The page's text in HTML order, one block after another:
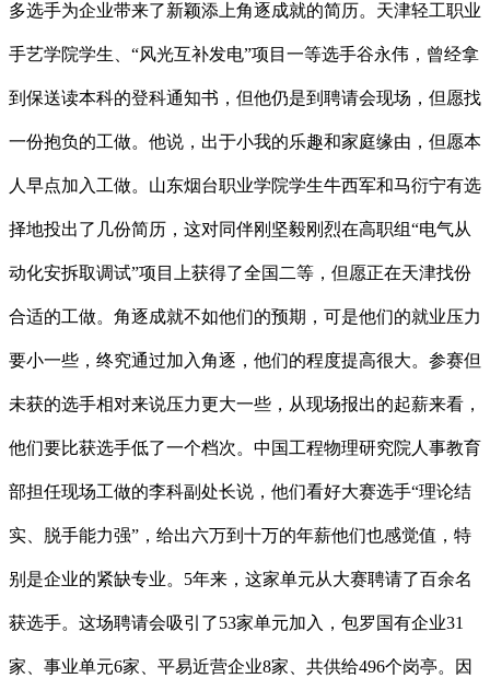
多选手为企业带来了新颖添上角逐成就的简历。天津轻工职业
手艺学院学生、“风光互补发电”项目一等选手谷永伟，曾经拿
到保送读本科的登科通知书，但他仍是到聘请会现场，但愿找
一份抱负的工做。他说，出于小我的乐趣和家庭缘由，但愿本
人早点加入工做。山东烟台职业学院学生牛西军和马衍宁有选
择地投出了几份简历，这对同伴刚坚毅刚烈在高职组“电气从
动化安拆取调试”项目上获得了全国二等，但愿正在天津找份
合适的工做。角逐成就不如他们的预期，可是他们的就业压力
要小一些，终究通过加入角逐，他们的程度提高很大。参赛但
未获的选手相对来说压力更大一些，从现场报出的起薪来看，
他们要比获选手低了一个档次。中国工程物理研究院人事教育
部担任现场工做的李科副处长说，他们看好大赛选手“理论结
实、脱手能力强”，给出六万到十万的年薪他们也感觉值，特
别是企业的紧缺专业。5年来，这家单元从大赛聘请了百余名
获选手。这场聘请会吸引了53家单元加入，包罗国有企业31
家、事业单元6家、平易近营企业8家、共供给496个岗亭。因